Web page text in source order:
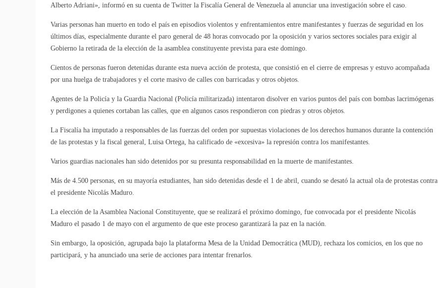
Alberto Adriani», informó en su cuenta de Twitter la Fiscalía General de Venezuela al anunciar una investigación sobre el caso.
Varias personas han muerto en todo el país en episodios violentos y enfrentamientos entre manifestantes y fuerzas de seguridad en los
últimos días, especialmente durante el paro general de 48 horas convocado por la oposición y varios sectores sociales para exigir al
Gobierno la retirada de la elección de la asamblea constituyente prevista para este domingo.
Cientos de personas fueron detenidas durante esta nueva acción de protesta, que consistió en el cierre de empresas y estuvo acompañada
por una huelga de trabajadores y el corte masivo de calles con barricadas y otros objetos.
Agentes de la Policía y la Guardia Nacional (Policía militarizada) intentaron disolver en varios puntos del país con bombas lacrimógenas
y perdigones a quienes cortaban las calles, que en algunos casos respondieron con piedras y otros objetos.
La Fiscalía ha imputado a responsables de las fuerzas del orden por supuestas violaciones de los derechos humanos durante la contención
de las protestas y la fiscal general, Luisa Ortega, ha calificado de «excesiva» la represión contra los manifestantes.
Varios guardias nacionales han sido detenidos por su presunta responsabilidad en la muerte de manifestantes.
Más de 4.500 personas, en su mayoría estudiantes, han sido detenidas desde el 1 de abril, cuando se desató la actual ola de protestas contra
el presidente Nicolás Maduro.
La elección de la Asamblea Nacional Constituyente, que se realizará el próximo domingo, fue convocada por el presidente Nicolás
Maduro el pasado 1 de mayo con el argumento de que este proceso garantizará la paz en la nación.
Sin embargo, la oposición, agrupada bajo la plataforma Mesa de la Unidad Democrática (MUD), rechaza los comicios, en los que no
participará, y ha anunciado una serie de acciones para intentar frenarlos.